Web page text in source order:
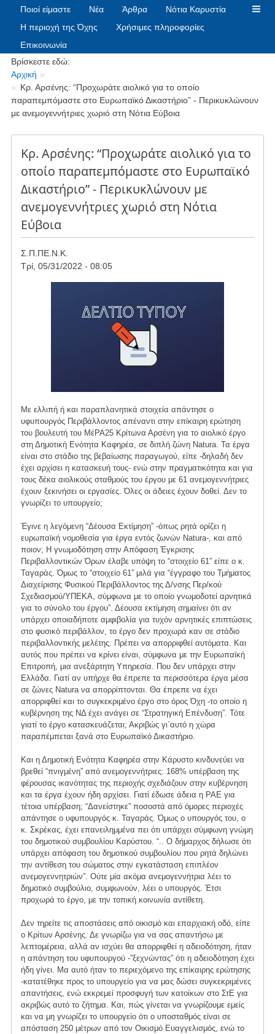
Ποιοί είμαστε Νέα Άρθρα
Νότια Καρυστία
Η περιοχή της Όχης
Χρήσιμες πληροφορίες
Επικοινωνία
Breadcrumbs
Βρίσκεστε εδώ:
Αρχική
Κρ. Αρσένης: “Προχωράτε αιολικό για το οποίο
παραπεμπόμαστε στο Ευρωπαϊκό Δικαστήριο” - Περικυκλώνουν
με ανεμογεννήτριες χωριό στη Νότια Εύβοια
Κρ. Αρσένης: “Προχωράτε αιολικό για το
οποίο παραπεμπόμαστε στο Ευρωπαϊκό
Δικαστήριο” - Περικυκλώνουν με
ανεμογεννήτριες χωριό στη Νότια
Εύβοια
Σ.Π.ΠΕ.Ν.Κ.
Τρί, 05/31/2022 - 08:05
Με ελλιπή ή και παραπλανητικά στοιχεία απάντησε ο
υφυπουργός Περιβάλλοντος απέναντι στην επίκαιρη ερώτηση
του βουλευτή του ΜέΡΑ25 Κρίτωνα Αρσένη για το αιολικό έργο
στη Δημοτική Ενότητα Καφηρέα, σε διπλή ζώνη Natura. Τα έργα
είναι στο στάδιο της βεβαίωσης παραγωγού, είπε -δηλαδή δεν
έχει αρχίσει η κατασκευή τους- ενώ στην πραγματικότητα και για
τους δέκα αιολικούς σταθμούς του έργου με 61 ανεμογεννήτριες
έχουν ξεκινήσει οι εργασίες. Όλες οι άδειες έχουν δοθεί. Δεν το
γνωρίζει το υπουργείο;
Έγινε η λεγόμενη “Δέουσα Εκτίμηση” -όπως ρητά ορίζει η
ευρωπαϊκή νομοθεσία για έργα εντός ζωνών Natura-, και από
ποιον; Η γνωμοδότηση στην Απόφαση Έγκρισης
Περιβαλλοντικών Όρων έλαβε υπόψη το “στοιχείο 61” είπε ο κ.
Ταγαράς. Όμως το “στοιχείο 61” μιλά για “έγγραφο του Τμήματος
Διαχείρισης Φυσικού Περιβάλλοντος της Δ/νσης Περ/κού
Σχεδιασμού/ΥΠΕΚΑ, σύμφωνα με το οποίο γνωμοδοτεί αρνητικά
για το σύνολο του έργου”. Δέουσα εκτίμηση σημαίνει ότι αν
υπάρχει οποιαδήποτε αμφιβολία για τυχόν αρνητικές επιπτώσεις
στο φυσικό περιβάλλον, το έργο δεν προχωρά καν σε στάδιο
περιβαλλοντικής μελέτης. Πρέπει να απορριφθεί αυτόματα. Και
αυτός που πρέπει να κρίνει είναι, σύμφωνα με την Ευρωπαϊκή
Επιτροπή, μια ανεξάρτητη Υπηρεσία. Που δεν υπάρχει στην
Ελλάδα. Γιατί αν υπήρχε θα έπρεπε τα περισσότερα έργα μέσα
σε ζώνες Natura να απορρίπτονται. Θα έπρεπε να έχει
απορριφθεί και το συγκεκριμένο έργο στο όρος Όχη -το οποίο η
κυβέρνηση της ΝΔ έχει ανάγει σε “Στρατηγική Επένδυση”. Τότε
γιατί το έργο κατασκευάζεται; Ακριβώς γι΄αυτό η χώρα
παραπέμπεται ξανά στο Ευρωπαϊκό Δικαστήριο.
Και η Δημοτική Ενότητα Καφηρέα στην Κάρυστο κινδυνεύει να
βρεθεί “πνιγμένη” από ανεμογεννήτριες: 168% υπέρβαση της
φέρουσας ικανότητας της περιοχής σχεδιάζουν στην κυβέρνηση
και τα έργα έχουν ήδη αρχίσει. Γιατί έδωσε άδεια η ΡΑΕ για
τέτοια υπέρβαση; “Δανείστηκε” ποσοστά από όμορες περιοχές
απάντησε ο υφυπουργός κ. Ταγαράς. Όμως ο υπουργός του, ο
κ. Σκρέκας, έχει επανειλημμένα πει ότι υπάρχει σύμφωνη γνώμη
του δημοτικού συμβουλίου Καρύστου. “.. Ο δήμαρχος δήλωσε ότι
υπάρχει απόφαση του δημοτικού συμβουλίου που ρητά δηλώνει
την αντίθεση του σώματος στην εγκατάσταση επιπλέον
ανεμογεννητριών”. Ούτε μία ακόμα ανεμογεννήτρια λέει το
δημοτικό συμβούλιο, συμφωνούν, λέει ο υπουργός. Έτσι
προχωρά το έργο, με την τοπική κοινωνία αντίθετη.
Δεν τηρείτε τις αποστάσεις από οικισμό και επαρχιακή οδό, είπε
ο Κρίτων Αρσένης. Δε γνωρίζω για να σας απαντήσω με
λεπτομέρεια, αλλά αν ισχύει θα απορριφθεί η αδειοδότηση, ήταν
η απάντηση του υφυπουργού -”ξεχνώντας” ότι η αδειοδότηση έχει
ήδη γίνει. Μα αυτό ήταν το περιεχόμενο της επίκαιρης ερώτησης
-κατατέθηκε προς το υπουργείο για να μας δώσει συγκεκριμένες
απαντήσεις, ενώ εκκρεμεί προσφυγή των κατοίκων στο ΣτΕ για
ακριβώς αυτό το ζήτημα. Και, πώς γίνεται να γνωρίζουμε εμείς
και να μη γνωρίζει το υπουργείο ότι ο υποσταθμός είναι σε
απόσταση 250 μέτρων από τον Οικισμό Ευαγγελισμός, ενώ το